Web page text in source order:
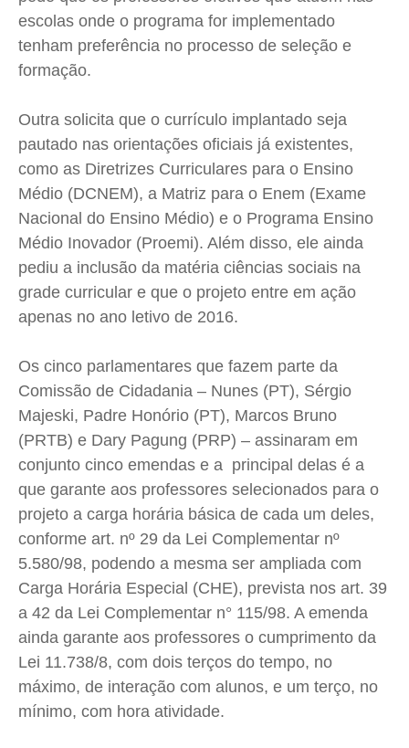
escolas onde o programa for implementado
tenham preferência no processo de seleção e
formação.
Outra solicita que o currículo implantado seja
pautado nas orientações oficiais já existentes,
como as Diretrizes Curriculares para o Ensino
Médio (DCNEM), a Matriz para o Enem (Exame
Nacional do Ensino Médio) e o Programa Ensino
Médio Inovador (Proemi). Além disso, ele ainda
pediu a inclusão da matéria ciências sociais na
grade curricular e que o projeto entre em ação
apenas no ano letivo de 2016.
Os cinco parlamentares que fazem parte da
Comissão de Cidadania – Nunes (PT), Sérgio
Majeski, Padre Honório (PT), Marcos Bruno
(PRTB) e Dary Pagung (PRP) – assinaram em
conjunto cinco emendas e a principal delas é a
que garante aos professores selecionados para o
projeto a carga horária básica de cada um deles,
conforme art. nº 29 da Lei Complementar nº
5.580/98, podendo a mesma ser ampliada com
Carga Horária Especial (CHE), prevista nos art. 39
a 42 da Lei Complementar n° 115/98. A emenda
ainda garante aos professores o cumprimento da
Lei 11.738/8, com dois terços do tempo, no
máximo, de interação com alunos, e um terço, no
mínimo, com hora atividade.